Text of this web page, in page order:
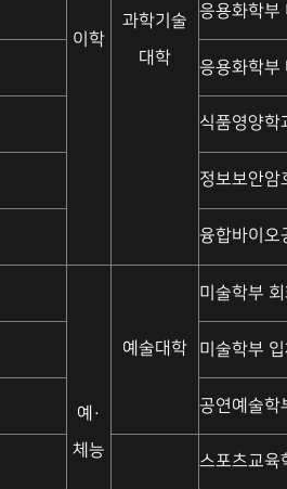
이학
과학기술
대학
응용화학부
응용화학부
식품영양학
정보보안암
융합바이오
예·
체능
예술대학
미술학부
미술학부
공연예술학
스포츠교육